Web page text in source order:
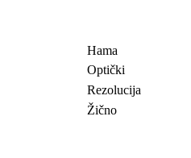
Hama
Optički
Rezolucija
Žično